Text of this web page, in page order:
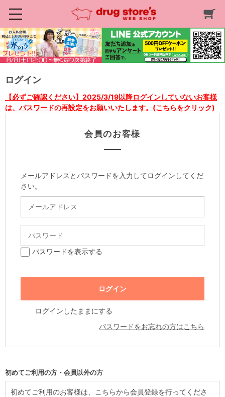
ログイン
【必ずご確認ください】2025/3/19以降ログインしていないお客様
は、パスワードの再設定をお願いいたします。(こちらをクリック)
会員のお客様
メールアドレスとパスワードを入力してログインしてくだ
さい。
パスワードを表示する
ログインしたままにする
パスワードをお忘れの方はこちら
初めてご利用の方・会員以外の方
初めてご利用のお客様は、こちらから会員登録を行ってくださ